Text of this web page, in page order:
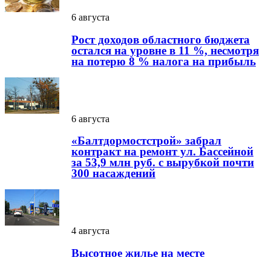
6 августа
Рост доходов областного бюджета
остался на уровне в 11 %, несмотря
на потерю 8 % налога на прибыль
6 августа
«Балтдормостстрой» забрал
контракт на ремонт ул. Бассейной
за 53,9 млн руб. с вырубкой почти
300 насаждений
4 августа
Высотное жилье на месте